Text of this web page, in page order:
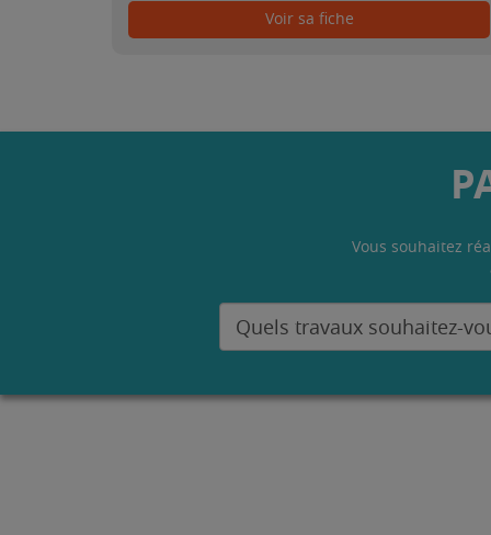
Voir sa fiche
Vous souhaitez